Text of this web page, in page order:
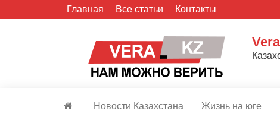
Главная Все статьи Контакты
Новости Казахстана Жизнь на юге